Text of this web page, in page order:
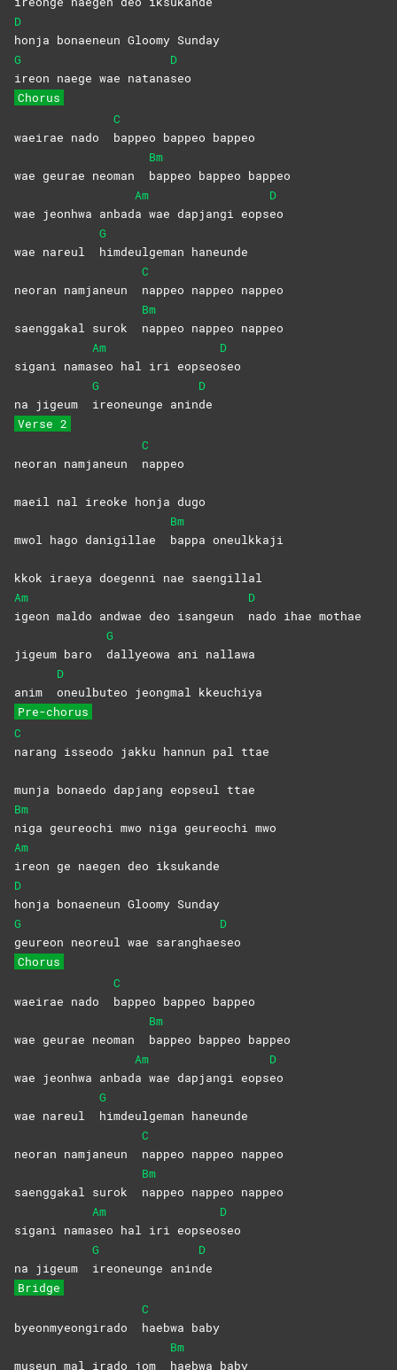
D
honja bonaeneun Gloomy Sunday
G
ireon naege wae natana
D
seo
Chorus
waeirae nado
C
bappeo bappeo bappeo
wae geurae neoman
Bm
bappeo bappeo bappeo
wae jeonhwa anbad
Am
a wae dapjangi eops
D
eo
wae nareul
G
himdeulgeman haneunde
neoran namjaneun
C
nappeo nappeo nappeo
saenggakal surok
Bm
nappeo nappeo nappeo
sigani nama
Am
seo hal iri eopseo
D
seo
na jigeum
G
ireoneunge anin
D
de
Verse 2
neoran namjaneun
C
nappeo
maeil nal ireoke honja dugo
mwol hago danigillae
Bm
bappa oneulkkaji
kkok iraeya doegenni nae saengillal
Am
igeon maldo andwae deo isangeun
D
nado ihae mothae
jigeum baro
G
dallyeowa ani nallawa
anim
D
oneulbuteo jeongmal kkeuchiya
Pre-chorus
C
narang isseodo jakku hannun pal ttae
munja bonaedo dapjang eopseul ttae
Bm
niga geureochi mwo niga geureochi mwo
Am
ireon ge naegen deo iksukande
D
honja bonaeneun Gloomy Sunday
G
geureon neoreul wae saranghae
D
seo
Chorus
waeirae nado
C
bappeo bappeo bappeo
wae geurae neoman
Bm
bappeo bappeo bappeo
wae jeonhwa anbad
Am
a wae dapjangi eops
D
eo
wae nareul
G
himdeulgeman haneunde
neoran namjaneun
C
nappeo nappeo nappeo
saenggakal surok
Bm
nappeo nappeo nappeo
sigani nama
Am
seo hal iri eopseo
D
seo
na jigeum
G
ireoneunge anin
D
de
Bridge
byeonmyeongirado
C
haebwa baby
museun mal irado jom
Bm
haebwa baby